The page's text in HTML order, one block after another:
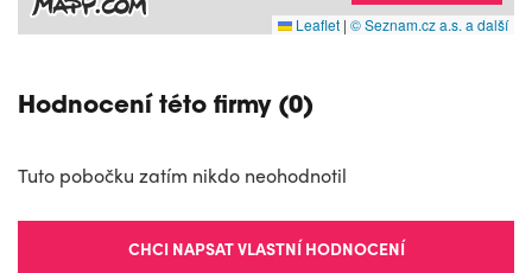
Leaflet | © Seznam.cz a.s. a další
Hodnocení této firmy (0)
Tuto pobočku zatím nikdo neohodnotil
CHCI NAPSAT VLASTNÍ HODNOCENÍ